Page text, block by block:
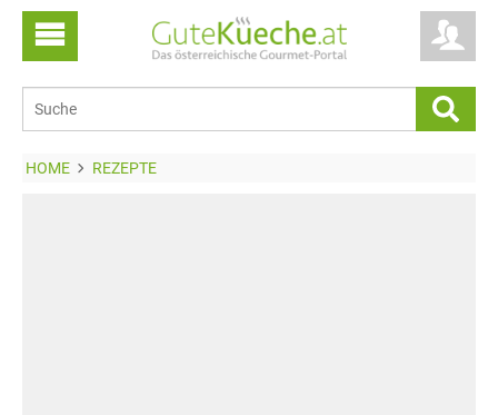
HOME REZEPTE